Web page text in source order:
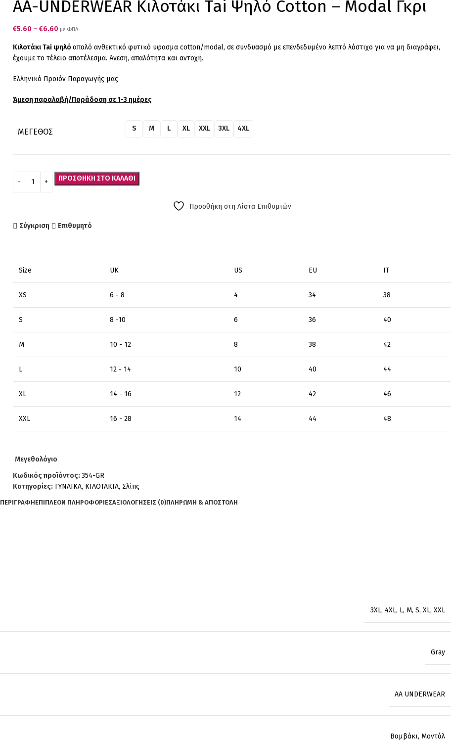
AA-UNDERWEAR Κιλοτάκι Tai Ψηλό Cotton – Modal Γκρι
€5.60 – €6.60 με ΦΠΑ
Κιλοτάκι Tai ψηλό απαλό ανθεκτικό φυτικό ύφασμα cotton/modal, σε συνδυασμό με επενδεδυμένο λεπτό λάστιχο για να μη διαγράφει,
έχουμε το τέλειο αποτέλεσμα. Άνεση, απαλότητα και αντοχή.
Ελληνικό Προϊόν Παραγωγής μας
Άμεση παραλαβή/Παράδοση σε 1-3 ημέρες
ΜΈΓΕΘΟΣ S M L XL XXL 3XL 4XL
ΠΡΟΣΘΉΚΗ ΣΤΟ ΚΑΛΆΘΙ
Προσθήκη στη Λίστα Επιθυμιών
Σύγκριση Επιθυμητό
Size UK US EU ΙΤ
XS 6 - 8 4 34 38
S 8 -10 6 36 40
M 10 - 12 8 38 42
L 12 - 14 10 40 44
XL 14 - 16 12 42 46
XXL 16 - 28 14 44 48
Μεγεθολόγιο
Κωδικός προϊόντος: 354-GR
Κατηγορίες: ΓΥΝΑΙΚΑ, ΚΙΛΟΤΑΚΙΑ, Σλίπς
ΠΕΡΙΓΡΑΦΉΕΠΙΠΛΈΟΝ ΠΛΗΡΟΦΟΡΊΕΣΑΞΙΟΛΟΓΉΣΕΙΣ (0)ΠΛΗΡΩΜΗ & ΑΠΟΣΤΟΛΗ
3XL, 4XL, L, M, S, XL, XXL
Gray
AA UNDERWEAR
Βαμβάκι, Μοντάλ